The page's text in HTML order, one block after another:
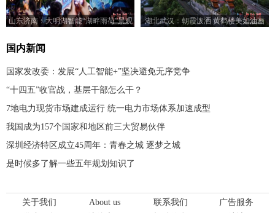
山东济南：大明湖智能“湖畔雨荷”景观
湖北武汉：朝霞泼洒 黄鹤楼美如油画
国内新闻
国家发改委：发展“人工智能+”坚决避免无序竞争
“十四五”收官战，基层干部怎么干？
7地电力现货市场建成运行 统一电力市场体系加速成型
我国成为157个国家和地区前三大贸易伙伴
深圳经济特区成立45周年：青春之城 逐梦之城
是时候多了解一些五年规划知识了
关于我们 About us 联系我们
广告服务